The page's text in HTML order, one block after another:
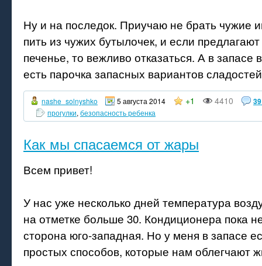
Ну и на последок. Приучаю не брать чужие
пить из чужих бутылочек, и если
печенье, то вежливо отказаться. А в запасе
есть парочка запасных вариантов
nashe_solnyshko 5 августа 2014 +1 4410
прогулки, безопасность ребенка
Как мы спасаемся от жары
Всем привет!
У нас уже несколько дней температура
на отметке больше 30. Кондиционера пока
сторона юго-западная. Но у меня в запасе
простых способов, которые нам облегчают